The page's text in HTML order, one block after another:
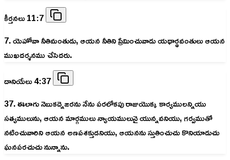
కీర్తనలు 11:7
7. యెహోవా నీతిమంతుడు, ఆయన నీతిని ప్రేమించువాడు యథార్థవంతులు ఆయన
ముఖదర్శనము చేసెదరు.
దానియేలు 4:37
37. ఈలాగు నెబుకద్నెజరను నేను పరలోకపు రాజుయొక్క కార్యములన్నియు
సత్యములును, ఆయన మార్గములు న్యాయములునై యున్నవనియు, గర్వముతో
నటించువారిని ఆయన అణపశక్తుడనియు, ఆయనను స్తుతించుచు కొనియాడుచు
ఘనపరచుచు నున్నాను.